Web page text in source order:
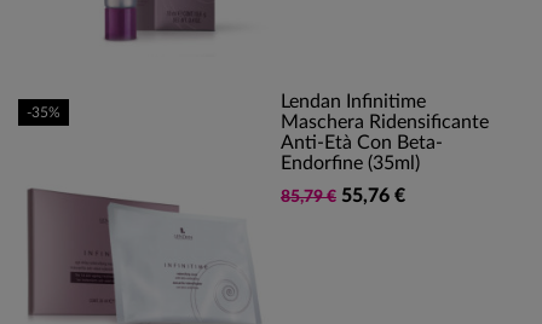
Lendan Infinitime
Maschera Ridensificante
Anti-Età Con Beta-
Endorfine (35ml)
85,79 € 55,76 €
-35%